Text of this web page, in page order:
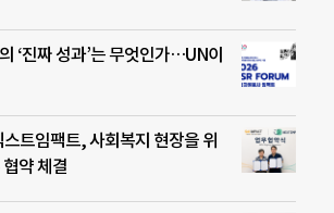
‘진짜 성과’는 무엇인가…UN이
트임팩트, 사회복지 현장을 위
약 체결